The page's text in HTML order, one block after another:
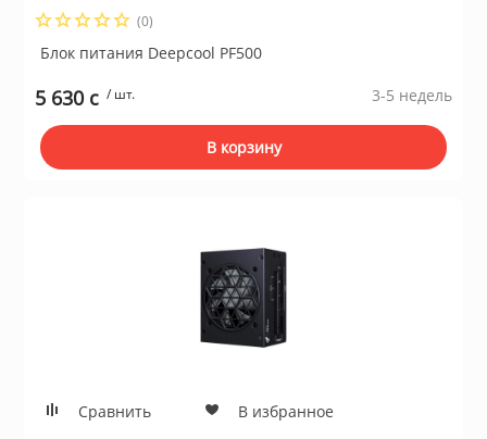
(0)
Блок питания Deepcool PF500
5 630 c / шт. 3-5 недель
В корзину
Сравнить В избранное